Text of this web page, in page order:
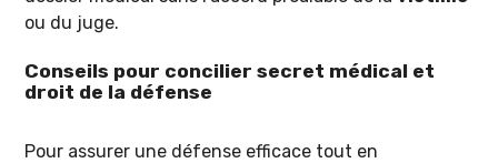
ou du juge.
Conseils pour concilier secret médical et
droit de la défense
Pour assurer une défense efficace tout en